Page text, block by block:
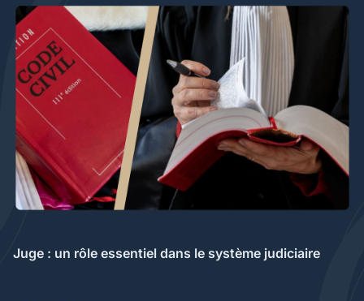
Juge : un rôle essentiel dans le système judiciaire